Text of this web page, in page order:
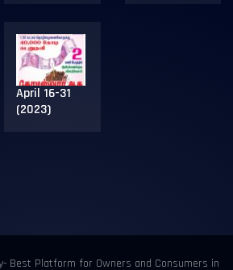
April 16-31
(2023)
Best Platform for Owners and Consumers in